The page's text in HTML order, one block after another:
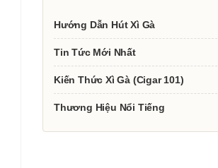
Hướng Dẫn Hút Xì Gà
Tin Tức Mới Nhất
Kiến Thức Xì Gà (Cigar 101)
Thương Hiệu Nổi Tiếng